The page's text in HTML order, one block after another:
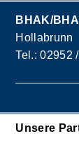
BHAK/
Hollabrunn
Tel.:02952
Unsere